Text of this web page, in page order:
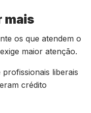
mais
os que atendem o
maior atenção.
liberais
crédito